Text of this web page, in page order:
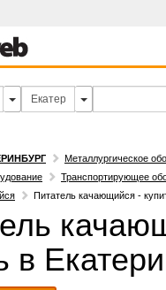
Металлургическое
Транспортирующее
Питатель качающийся -
в